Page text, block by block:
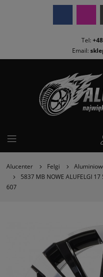
Tel:
Email:
Alucenter Felgi
5837 MB NOWE ALUFELGI
607